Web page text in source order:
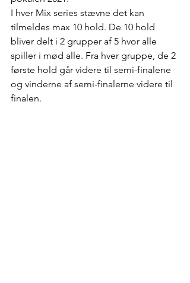
I hver Mix series stævne det kan
tilmeldes max 10 hold. De 10 hold
bliver delt i 2 grupper af 5 hvor alle
spiller i mød alle. Fra hver gruppe, de 2
første hold går videre til semi-finalene
og vinderne af semi-finalerne videre til
finalen.